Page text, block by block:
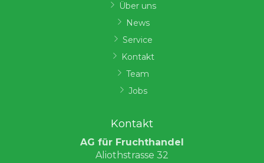
Über uns
News
Service
Kontakt
Team
Jobs
Kontakt
AG für Fruchthandel
Aliothstrasse 32